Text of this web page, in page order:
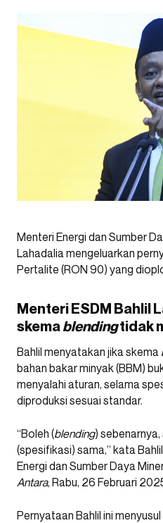
Menteri Energi dan Sumber
Lahadalia mengeluarkan
Pertalite (RON 90) yang
Menteri ESDM Bahlil
skemablendingtidak
Bahlil menyatakan jika skema
bahan bakar minyak (BBM)
menyalahi aturan, selama
diproduksi sesuai standar.
“Boleh (blending)
(spesifikasi) sama,” kata
Energi dan Sumber Daya
Antara, Rabu, 26 Februari
Pernyataan Bahlil ini